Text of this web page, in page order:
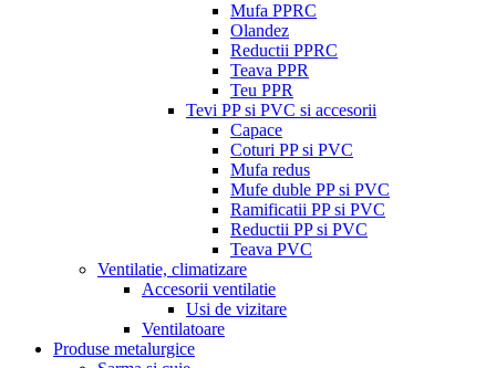
Mufa PPRC
Olandez
Reductii PPRC
Teava PPR
Teu PPR
Tevi PP si PVC si accesorii
Capace
Coturi PP si PVC
Mufa redus
Mufe duble PP si PVC
Ramificatii PP si PVC
Reductii PP si PVC
Teava PVC
Ventilatie, climatizare
Accesorii ventilatie
Usi de vizitare
Ventilatoare
Produse metalurgice